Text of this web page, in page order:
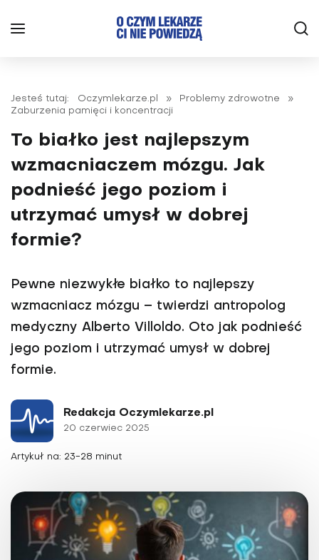
Jesteś tutaj: Oczymlekarze.pl » Problemy zdrowotne
»
Zaburzenia pamięci i koncentracji
To białko jest najlepszym
wzmacniaczem mózgu. Jak
podnieść jego poziom i
utrzymać umysł w dobrej
formie?
Pewne niezwykłe białko to najlepszy
wzmacniacz mózgu – twierdzi antropolog
medyczny Alberto Villoldo. Oto jak podnieść
jego poziom i utrzymać umysł w dobrej
formie.
Redakcja Oczymlekarze.pl
20 czerwiec 2025
Artykuł na: 23-28 minut